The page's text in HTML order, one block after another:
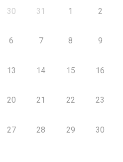
30 31 1 2
6 7 8 9
13 14 15 16
20 21 22 23
27 28 29 30